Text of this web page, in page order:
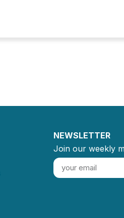
NEWSLETTER
Join our weekly